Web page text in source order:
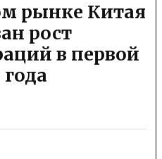
рынке Китая
рост
в первой